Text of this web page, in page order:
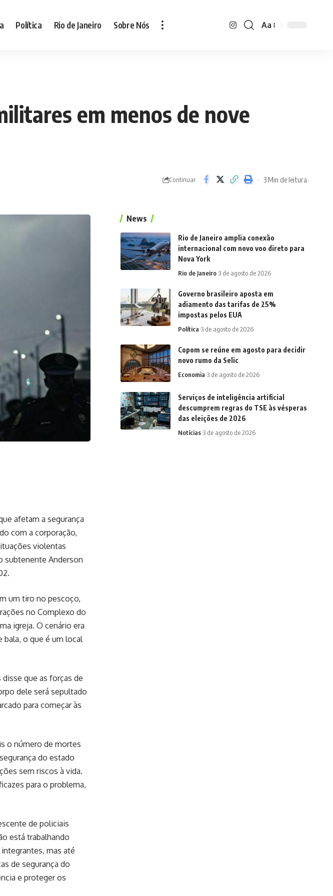
Política Rio de Janeiro Sobre Nós Aa
em menos de nove
Continuar 3 Min de leitura
afetam a segurança
com a corporação,
violentas
subtenente Anderson
um tiro no pescoço,
no Complexo do
igreja. O cenário era
bala, o que é um local
que as forças de
dele será sepultado
para começar às
o número de mortes
do estado
sem riscos à vida.
para o problema,
de policiais
está trabalhando
mas até
de segurança do
e proteger os
News
Rio de Janeiro amplia conexão
internacional com novo voo direto para
Nova York
Rio de Janeiro 3 de agosto de 2026
Governo brasileiro aposta em
adiamento das tarifas de 25%
impostas pelos EUA
Política 3 de agosto de 2026
Copom se reúne em agosto para decidir
novo rumo da Selic
Economia 3 de agosto de 2026
Serviços de inteligência artificial
descumprem regras do TSE às vésperas
das eleições de 2026
Notícias 3 de agosto de 2026